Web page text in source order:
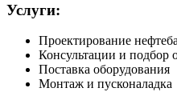
Услуги:
Проектирование
Консультации и подбор
Поставка оборудования
Монтаж и пусконаладка